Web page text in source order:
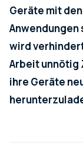
Geräte mit
wird
Arbeit unnötig
ihre Geräte